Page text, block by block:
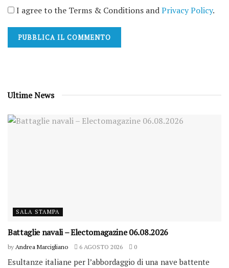
I agree to the Terms & Conditions andPrivacy Policy.
Ultime News
SALA STAMPA
Battaglie navali – Electomagazine 06.08.2026
by Andrea Marcigliano 6 AGOSTO 2026 0
Esultanze italiane per l’abbordaggio di una nave battente